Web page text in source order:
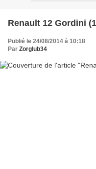
Renault 12 Gordini
Publié le 24/08/2014 à 10:18
Par Zorglub34